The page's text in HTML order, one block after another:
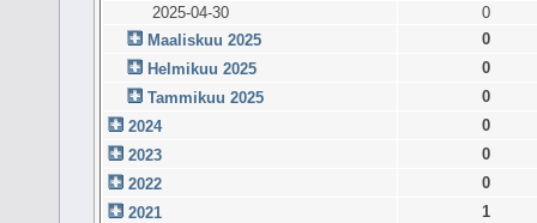
2025-04-30
0
Maaliskuu 2025
0
Helmikuu 2025
0
Tammikuu 2025
0
2024
0
2023
0
2022
0
2021
1